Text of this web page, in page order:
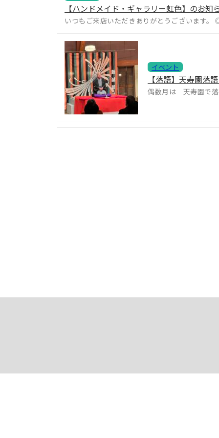
【ハンドメイド・ギャラリー虹色】のお知
いつもご来店いただきありがとうございます。
イベント
【落語】天寿園落
偶数月は 天寿園で落